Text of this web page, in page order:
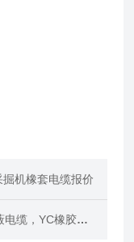
机橡套电缆报价
，YC橡胶软电缆